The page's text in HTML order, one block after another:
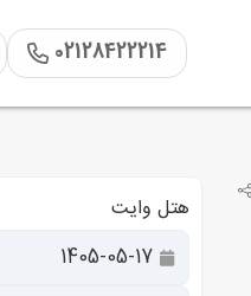
02128422214
هتل وایت